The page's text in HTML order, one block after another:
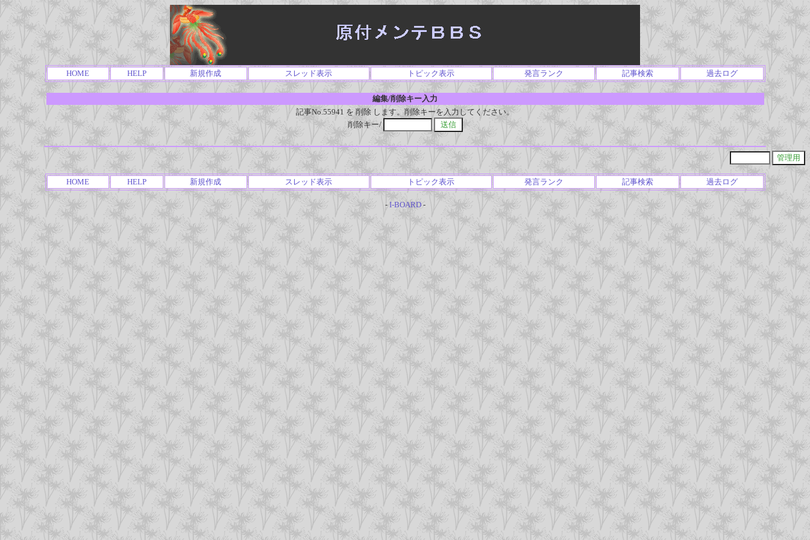
HOME HELP 新規作成 スレッド表示 トピック表示 発言ランク 記事検索 過去ログ
編集/削除キー入力
記事No.55941 を 削除 します。削除キーを入力してください。
削除キー/
HOME HELP 新規作成 スレッド表示 トピック表示 発言ランク 記事検索 過去ログ
- I-BOARD-